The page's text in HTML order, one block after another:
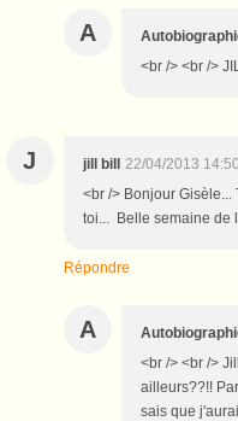
A
<br /> <br />
J jill bill
22/04/2013 14:50
<br /> Bonjour
toi... Belle semaine de
Répondre
A
<br /> <br />
ailleurs??!!
sais que